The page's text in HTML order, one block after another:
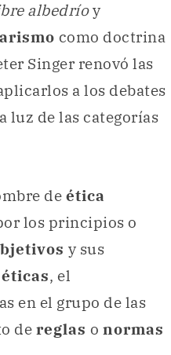
albedríoy
como doctrina
Singer renovó las
a los debates
luz de las categorías
de ética
los principios o
y sus
, el
en el grupo de las
de reglas o normas